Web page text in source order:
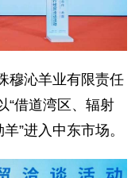
穆沁羊业有限责任
“借道湾区、辐射
”进入中东市场。